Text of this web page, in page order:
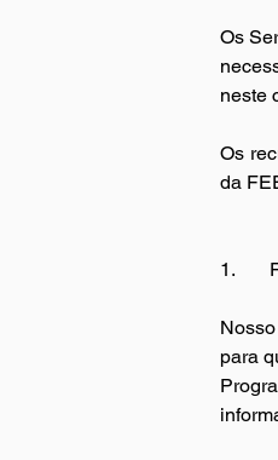
Os
neste
Os
da
1.
Nosso
para